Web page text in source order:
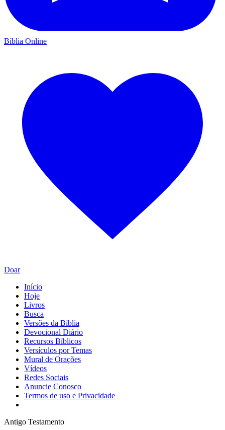
Bíblia Online
Doar
Início
Hoje
Livros
Busca
Versões da Bíblia
Devocional Diário
Recursos Bíblicos
Versículos por Temas
Mural de Orações
Vídeos
Redes Sociais
Anuncie Conosco
Termos de uso e Privacidade
Antigo Testamento